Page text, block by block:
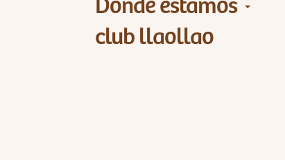
Dónde estamos
club llaollao